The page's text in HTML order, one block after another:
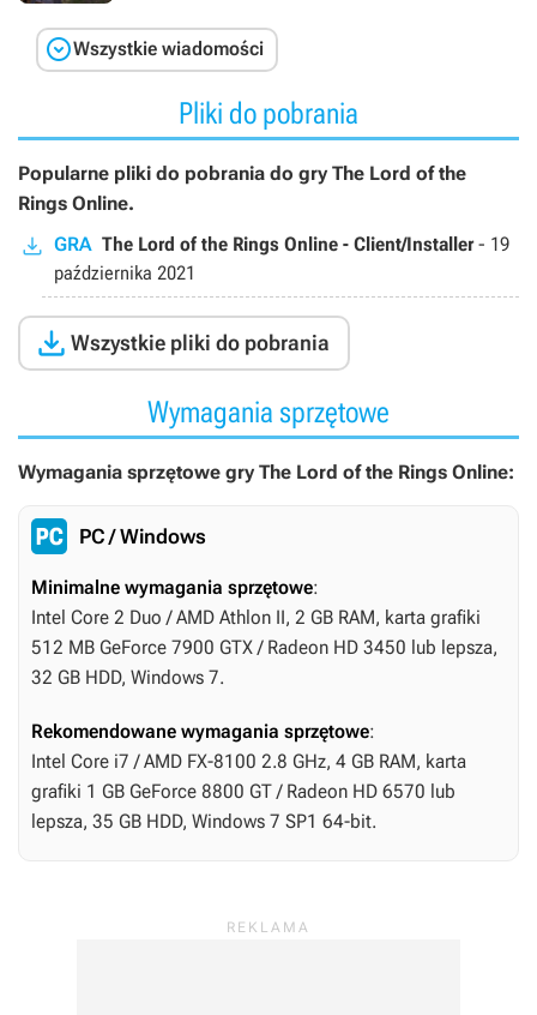
Wszystkie wiadomości
Pliki do pobrania
Popularne pliki do pobrania do gry The Lord of the
Rings Online.
GRA The Lord of the Rings Online - Client/Installer- 19
października 2021
 Wszystkie pliki do pobrania
Wymagania sprzętowe
Wymagania sprzętowe gry The Lord of the Rings Online:
PC / Windows
Minimalne wymagania sprzętowe:
Intel Core 2 Duo / AMD Athlon II, 2 GB RAM, karta grafiki
512 MB GeForce 7900 GTX / Radeon HD 3450 lub lepsza,
32 GB HDD, Windows 7.
Rekomendowane wymagania sprzętowe:
Intel Core i7 / AMD FX-8100 2.8 GHz, 4 GB RAM, karta
grafiki 1 GB GeForce 8800 GT / Radeon HD 6570 lub
lepsza, 35 GB HDD, Windows 7 SP1 64-bit.